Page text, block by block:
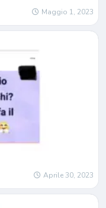
Maggio 1, 2023
Aprile 30, 2023